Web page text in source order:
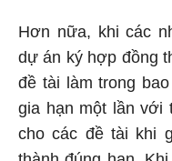
Hơn nữa, khi các
dự án ký hợp đồng
đề tài làm trong
gia hạn một lần với
cho các đề tài khi